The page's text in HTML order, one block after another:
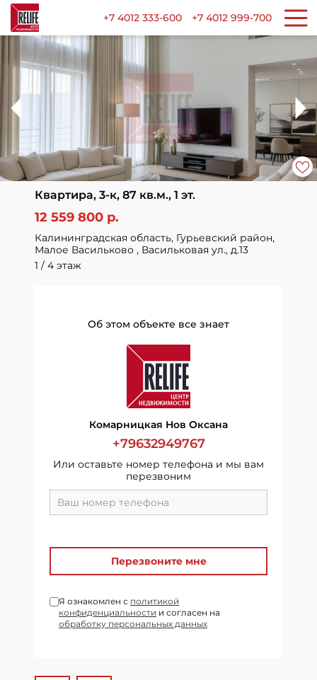
+7 4012 333-600 +7 4012 999-700
Квартира, 3-к, 87 кв.м., 1 эт.
12 559 800 р.
Калининградская область, Гурьевский район,
Малое Васильково , Васильковая ул., д.13
1 / 4 этаж
Об этом объекте все знает
Комарницкая Нов Оксана
+79632949767
Или оставьте номер телефона и мы вам
перезвоним
Перезвоните мне
Я ознакомлен с политикой
конфиденциальности и согласен на
обработку персональных данных